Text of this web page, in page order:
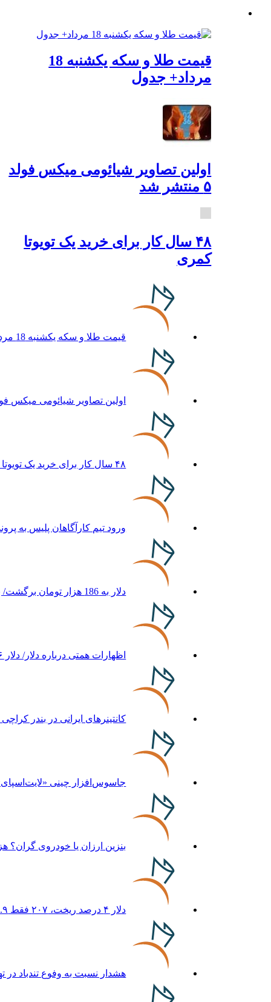
قیمت طلا و سکه یکشنبه 18
مرداد+ جدول
اولین تصاویر شیائومی میکس فولد
۵ منتشر شد
۴۸ سال کار برای خرید یک تویوتا
کمری
قیمت طلا و سکه یکشنبه 18 مرداد+ جدول
اولین تصاویر شیائومی میکس فولد ۵
۴۸ سال کار برای خرید یک تویوتا کمری
ورود تیم کارآگاهان پلیس به
دلار به 186 هزار تومان برگشت/ بازارها به توافق احتمالی هرمز چه واکنشی نشان دادند؟
اظهارات همتی درباره دلار/ دلار ۱۶ درصد گران شده؛ این افزایش طبیعی است
کانتینرهای ایرانی در بندر کراچی ترخیص می‌شود|
جاسوس‌افزار چینی «لایت‌اسپای»، قربانیان را در ۱۳
بنزین ارزان یا خودروی
دلار ۴ درصد ریخت، ۲۰۷ فقط ۲.۹ درصد / خودرو زیر فشار دلار کوتاه می‌آید؟
هشدار نسبت به وفوع تندباد در